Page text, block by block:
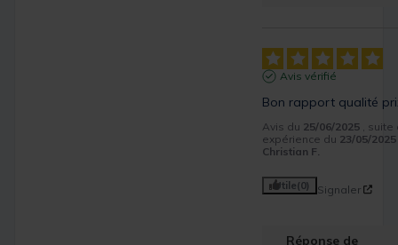
Avis vérifié
Bon rapport qualité
Avis du 25/06/2025
,
expérience du 23/05/2025
Christian F.
Utile(0) Signaler
Réponse de